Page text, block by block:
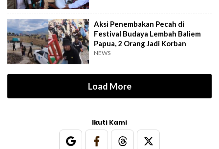
Aksi Penembakan Pecah di
Festival Budaya Lembah Baliem
Papua, 2 Orang Jadi Korban
NEWS
Load More
Ikuti Kami